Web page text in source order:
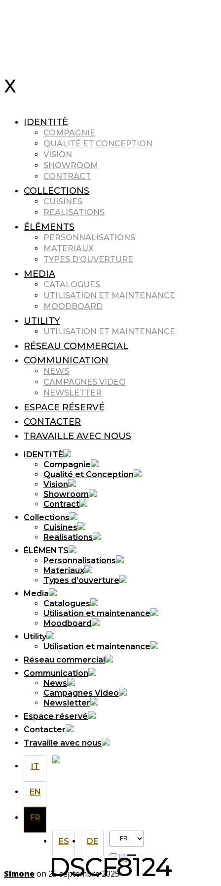
IDENTITÈ
COMPAGNIE
QUALITÉ ET CONCEPTION
VISION
SHOWROOM
CONTRACT
COLLECTIONS
CUISINES
REALISATIONS
ÉLÉMENTS
PERSONNALISATIONS
MATERIAUX
TYPES D’OUVERTURE
MEDIA
CATALOGUES
UTILISATION ET MAINTENANCE
MOODBOARD
UTILITY
UTILISATION ET MAINTENANCE
RÉSEAU COMMERCIAL
COMMUNICATION
NEWS
CAMPAGNES VIDEO
NEWSLETTER
ESPACE RÉSERVÉ
CONTACTER
TRAVAILLE AVEC NOUS
IDENTITÈ
Compagnie
Qualité et Conception
Vision
Showroom
Contract
Collections
Cuisines
Realisations
ÉLÉMENTS
Personnalisations
Materiaux
Types d’ouverture
Media
Catalogues
Utilisation et maintenance
Moodboard
Utility
Utilisation et maintenance
Réseau commercial
Communication
News
Campagnes Video
Newsletter
Espace réservé
Contacter
Travaille avec nous
IT
EN
FR
ES DE
Choisir
une
langue
DSCF8124
Simoneon 25 septembre 2025